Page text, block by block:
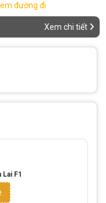
VẤN
đường đi
Xem chi tiết
Lai F1